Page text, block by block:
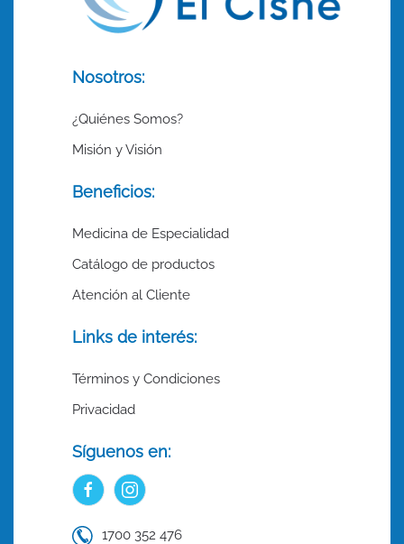
Nosotros:
¿Quiénes Somos?
Misión y Visión
Beneficios:
Medicina de Especialidad
Catálogo de productos
Atención al Cliente
Links de interés:
Términos y Condiciones
Privacidad
Síguenos en:
1700 352 476